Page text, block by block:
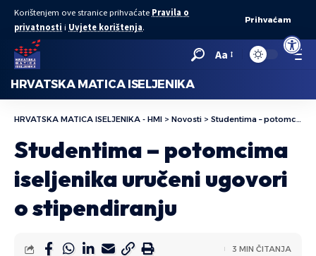
Open
Korištenjem ove stranice prihvaćate Pravila o
privatnosti i Uvjete korištenja.
Prihvaćam
Aa
HRVATSKA MATICA ISELJENIKA
HRVATSKA MATICA ISELJENIKA - HMI > Novosti > Studentima – potomcima iseljenika uručeni ugovori o stipendiranju
Studentima – potomcima
iseljenika uručeni ugovori
o stipendiranju
3 MIN ČITANJA